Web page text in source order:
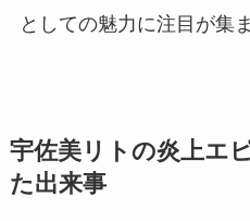
としての魅力に注目が集
宇佐美リトの炎上エ
た出来事